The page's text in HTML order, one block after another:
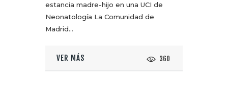
estancia madre-hijo en una UCI de
Neonatología La Comunidad de
Madrid…
VER MÁS 360